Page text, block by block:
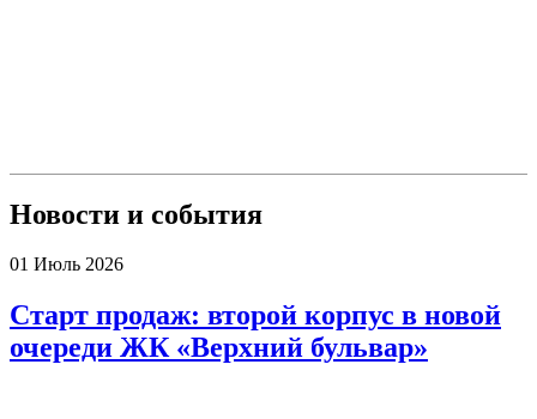
Новости и события
01 Июль 2026
Старт продаж: второй корпус в новой
очереди ЖК «Верхний бульвар»